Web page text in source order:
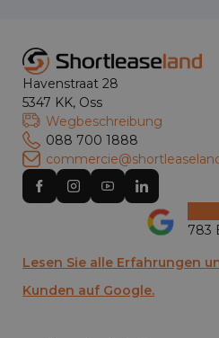
Havenstraat 28
5347 KK, Oss
Wegbeschreibung
088 700 1888
783
Lesen Sie alle Erfahrungen
Kunden auf Google.